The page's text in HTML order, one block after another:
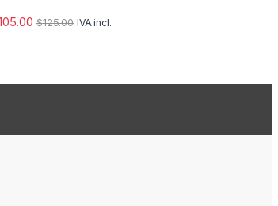
$125.00 IVA incl.